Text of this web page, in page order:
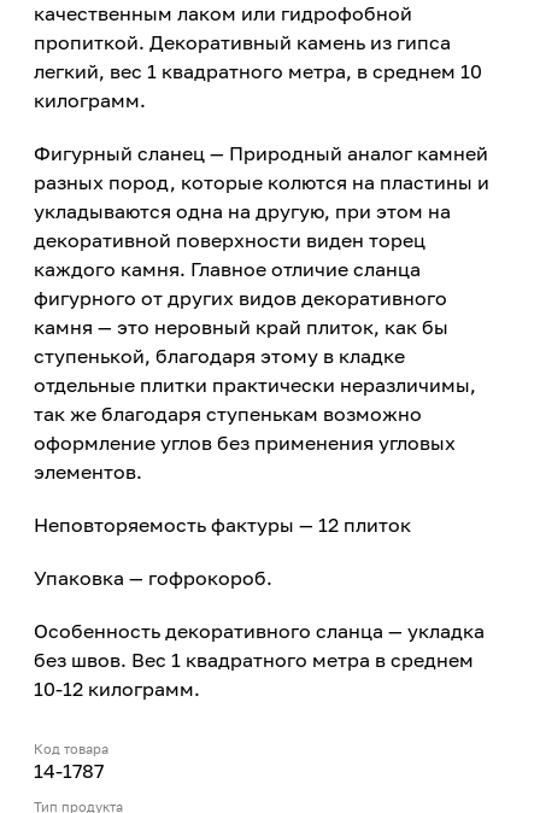
качественным лаком или гидрофобной
пропиткой. Декоративный камень из гипса
легкий, вес 1 квадратного метра, в среднем 10
килограмм.
Фигурный сланец — Природный аналог камней
разных пород, которые колются на пластины и
укладываются одна на другую, при этом на
декоративной поверхности виден торец
каждого камня. Главное отличие сланца
фигурного от других видов декоративного
камня — это неровный край плиток, как бы
ступенькой, благодаря этому в кладке
отдельные плитки практически неразличимы,
так же благодаря ступенькам возможно
оформление углов без применения угловых
элементов.
Неповторяемость фактуры — 12 плиток
Упаковка — гофрокороб.
Особенность декоративного сланца — укладка
без швов. Вес 1 квадратного метра в среднем
10-12 килограмм.
Код товара
14-1787
Тип продукта